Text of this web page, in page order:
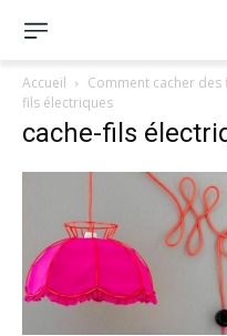
Accueil Comment cacher
fils électriques
cache-fils